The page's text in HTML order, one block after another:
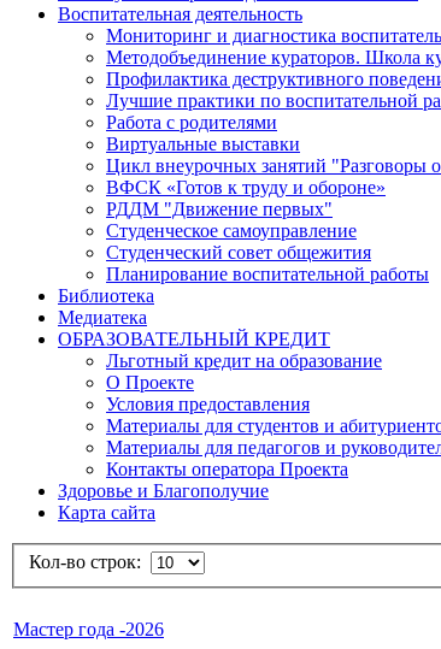
Воспитательная деятельность
Мониторинг и диагностика
Методобъединение кураторов. Школа
Профилактика деструктивного
Лучшие практики по воспитательной
Работа с родителями
Виртуальные выставки
Цикл внеурочных занятий "Разговоры
ВФСК «Готов к труду и обороне»
РДДМ "Движение первых"
Студенческое самоуправление
Студенческий совет общежития
Планирование воспитательной работы
Библиотека
Медиатека
ОБРАЗОВАТЕЛЬНЫЙ КРЕДИТ
Льготный кредит на образование
О Проекте
Условия предоставления
Материалы для студентов и
Материалы для педагогов и
Контакты оператора Проекта
Здоровье и Благополучие
Карта сайта
Кол-во строк:
Мастер года -2026